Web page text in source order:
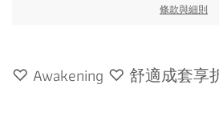
條款與細則
♡ Awakening ♡ 舒適成套享